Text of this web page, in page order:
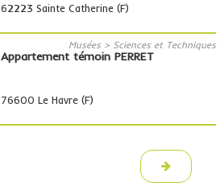
62223 Sainte Catherine (F)
Musées > Sciences et Techniques
Appartement témoin PERRET
76600 Le Havre (F)